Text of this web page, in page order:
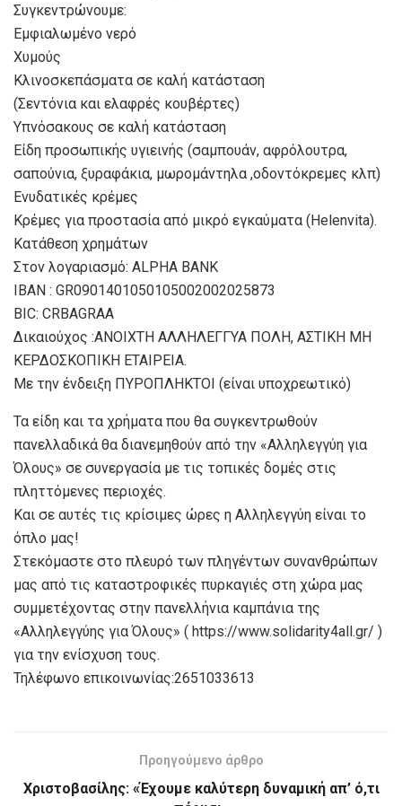
Συγκεντρώνουμε:
Εμφιαλωμένο νερό
Χυμούς
Κλινοσκεπάσματα σε καλή κατάσταση
(Σεντόνια και ελαφρές κουβέρτες)
Υπνόσακους σε καλή κατάσταση
Είδη προσωπικής υγιεινής (σαμπουάν, αφρόλουτρα,
σαπούνια, ξυραφάκια, μωρομάντηλα ,οδοντόκρεμες κλπ)
Ενυδατικές κρέμες
Κρέμες για προστασία από μικρό εγκαύματα (Helenvita).
Κατάθεση χρημάτων
Στον λογαριασμό: ALPHA BANK
ΙΒΑΝ : GR0901401050105002002025873
BIC: CRBAGRAA
Δικαιούχος :ΑΝΟΙΧΤΗ ΑΛΛΗΛΕΓΓΥΑ ΠΟΛΗ, ΑΣΤΙΚΗ ΜΗ
ΚΕΡΔΟΣΚΟΠΙΚΗ ΕΤΑΙΡΕΙΑ.
Με την ένδειξη ΠΥΡΟΠΛΗΚΤΟΙ (είναι υποχρεωτικό)
Τα είδη και τα χρήματα που θα συγκεντρωθούν
πανελλαδικά θα διανεμηθούν από την «Αλληλεγγύη για
Όλους» σε συνεργασία με τις τοπικές δομές στις
πληττόμενες περιοχές.
Και σε αυτές τις κρίσιμες ώρες η Αλληλεγγύη είναι το
όπλο μας!
Στεκόμαστε στο πλευρό των πληγέντων συνανθρώπων
μας από τις καταστροφικές πυρκαγιές στη χώρα μας
συμμετέχοντας στην πανελλήνια καμπάνια της
«Αλληλεγγύης για Όλους» ( https://www.solidarity4all.gr/ )
για την ενίσχυση τους.
Τηλέφωνο επικοινωνίας:2651033613
Προηγούμενο άρθρο
Χριστοβασίλης: «Έχουμε καλύτερη δυναμική απ’ ό,τι